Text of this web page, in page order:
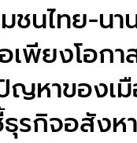
ชนไทย-นา
พียงโอกา
ญหาของเ
รกิจอสังห